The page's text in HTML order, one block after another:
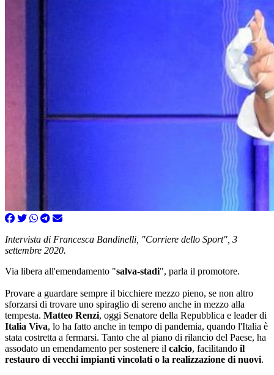
Intervista di Francesca Bandinelli, "Corriere dello Sport", 3
settembre 2020.
Via libera all'emendamento "salva-stadi", parla il promotore.
Provare a guardare sempre il bicchiere mezzo pieno, se non altro
sforzarsi di trovare uno spiraglio di sereno anche in mezzo alla
tempesta. Matteo Renzi, oggi Senatore della Repubblica e leader di
Italia Viva, lo ha fatto anche in tempo di pandemia, quando l'Italia è
stata costretta a fermarsi. Tanto che al piano di rilancio del Paese, ha
assodato un emendamento per sostenere il calcio, facilitando il
restauro di vecchi impianti vincolati o la realizzazione di nuovi.